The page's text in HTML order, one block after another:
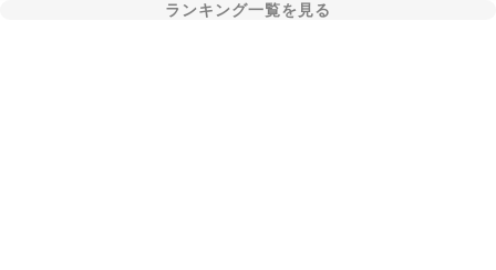
ランキング一覧を見る